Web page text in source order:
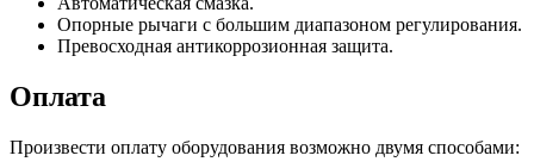
Опорные рычаги с большим диапазоном регулирования.
Превосходная антикоррозионная защита.
Оплата
Произвести оплату оборудования возможно двумя способами: